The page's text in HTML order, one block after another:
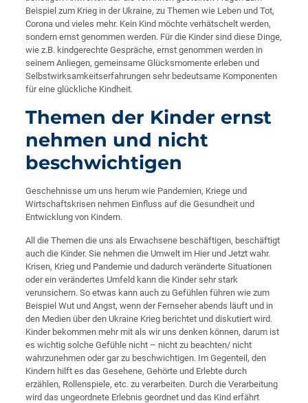
Beispiel zum Krieg in der Ukraine, zu Themen wie Leben und Tot,
Corona und vieles mehr. Kein Kind möchte verhätschelt werden,
sondern ernst genommen werden. Für die Kinder sind diese Dinge,
wie z.B. kindgerechte Gespräche, ernst genommen werden in
seinem Anliegen, gemeinsame Glücksmomente erleben und
Selbstwirksamkeitserfahrungen sehr bedeutsame Komponenten
für eine glückliche Kindheit.
Themen der Kinder ernst
nehmen und nicht
beschwichtigen
Geschehnisse um uns herum wie Pandemien, Kriege und
Wirtschaftskrisen nehmen Einfluss auf die Gesundheit und
Entwicklung von Kindern.
All die Themen die uns als Erwachsene beschäftigen, beschäftigt
auch die Kinder. Sie nehmen die Umwelt im Hier und Jetzt wahr.
Krisen, Krieg und Pandemie und dadurch veränderte Situationen
oder ein verändertes Umfeld kann die Kinder sehr stark
verunsichern. So etwas kann auch zu Gefühlen führen wie zum
Beispiel Wut und Angst, wenn der Fernseher abends läuft und in
den Medien über den Ukraine Krieg berichtet und diskutiert wird.
Kinder bekommen mehr mit als wir uns denken können, darum ist
es wichtig solche Gefühle nicht – nicht zu beachten/ nicht
wahrzunehmen oder gar zu beschwichtigen. Im Gegenteil, den
Kindern hilft es das Gesehene, Gehörte und Erlebte durch
erzählen, Rollenspiele, etc. zu verarbeiten. Durch die Verarbeitung
wird das ungeordnete Erlebnis geordnet und das Kind erfährt